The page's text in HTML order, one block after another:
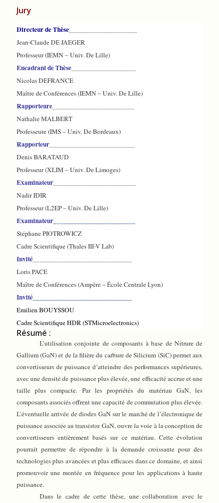
Jury
Directeur de Thèse____________________
Jean-Claude DE JAEGER
Professeur (IEMN – Univ. De Lille)
Encadrant de Thèse___________________
Nicolas DEFRANCE
Maître de Conférences (IEMN – Univ. De Lille)
Rapporteure________________________
Nathalie MALBERT
Professeure (IMS – Univ. De Bordeaux)
Rapporteur_________________________
Denis BARATAUD
Professeur (XLIM – Univ. De Limoges)
Examinateur________________________
Nadir IDIR
Professeur (L2EP – Univ. De Lille)
Examinateur________________________
Stéphane PIOTROWICZ
Cadre Scientifique (Thales III-V Lab)
Invité_____________________________
Loris PACE
Maître de Conférences (Ampère – École Centrale Lyon)
Invité_____________________________
Emilien BOUYSSOU
Cadre Scientifique HDR (STMicroelectronics)
Résumé :
L’utilisation conjointe de composants à base de Nitrure de
Gallium (GaN) et de la filière du carbure de Silicium (SiC) permet aux
convertisseurs de puissance d’atteindre des performances supérieures,
avec une densité de puissance plus élevée, une efficacité accrue et une
taille plus compacte. Par les propriétés du matériau GaN, les
composants associés offrent une capacité de commutation plus élevée.
L’éventuelle arrivée de diodes GaN sur le marché de l’électronique de
puissance associée au transistor GaN, ouvre la voie à la conception de
convertisseurs entièrement basés sur ce matériau. Cette évolution
pourrait permettre de répondre à la demande croissante pour des
technologies plus avancées et plus efficaces dans ce domaine, et ainsi
promouvoir une montée en fréquence pour les applications à haute
puissance.
Dans le cadre de cette thèse, une collaboration avec le